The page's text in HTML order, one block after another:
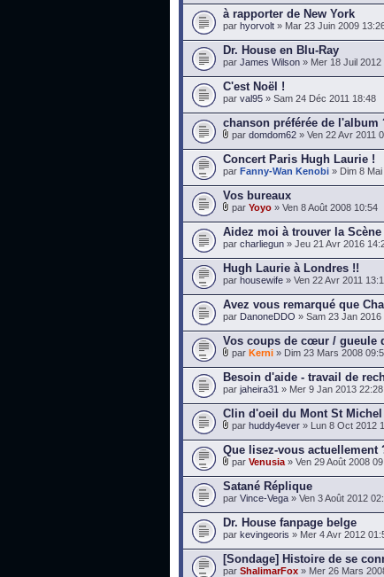
à rapporter de New York
par hyorvolt » Mar 23 Juin 2009
Dr. House en Blu-Ray
par James Wilson » Mer 18 Juil 2012
C'est Noël !
par val95 » Sam 24 Déc 2011 18:48
chanson préférée de l'album
par domdom62 » Ven 22 Avr 2011
Concert Paris Hugh Laurie !
par Fanny-Wan Kenobi » Dim 8
Vos bureaux
par Yoyo » Ven 8 Août 2008 10:54
Aidez moi à trouver la Scène
par charliegun » Jeu 21 Avr 2016
Hugh Laurie à Londres !!
par housewife » Ven 22 Avr 2011
Avez vous remarqué que
par DanoneDDO » Sam 23 Jan 2016
Vos coups de cœur / gueule
par Kerni » Dim 23 Mars 2008
Besoin d'aide - travail de
par jaheira31 » Mer 9 Jan 2013 22:28
Clin d'oeil du Mont St
par huddy4ever » Lun 8 Oct 2012
Que lisez-vous actuellement
par Venusia » Ven 29 Août 2008
Satané Réplique
par Vince-Vega » Ven 3 Août 2012
Dr. House fanpage belge
par kevingeoris » Mer 4 Avr 2012
[Sondage] Histoire de se
par ShalimarFox » Mer 26 Mars